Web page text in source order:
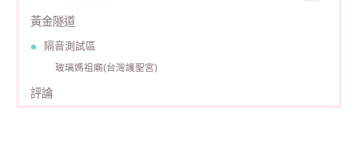
黃金隧道
隔音測試區
玻璃媽祖廟(台灣護聖宮)
評論